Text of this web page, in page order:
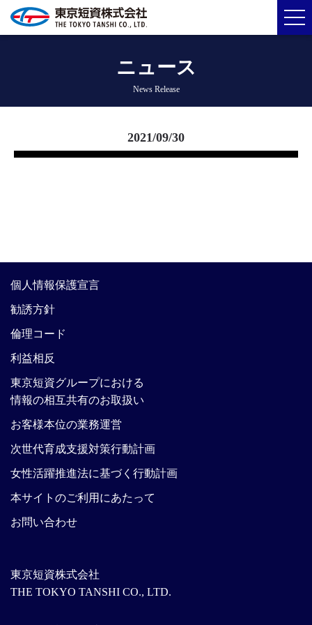
ニュース
News Release
2021/09/30
東京短資株式会社
THE TOKYO TANSHI CO., LTD.
個人情報保護宣言
勧誘方針
倫理コード
利益相反
東京短資グループにおける
情報の相互共有のお取扱い
お客様本位の業務運営
次世代育成支援対策行動計画
女性活躍推進法に基づく行動計画
本サイトのご利用にあたって
お問い合わせ